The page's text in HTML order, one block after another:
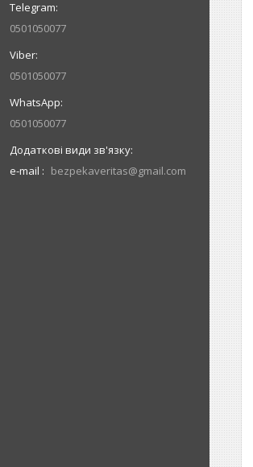
0501050077
0501050077
0501050077
e-mail bezpekaveritas@gmail.com